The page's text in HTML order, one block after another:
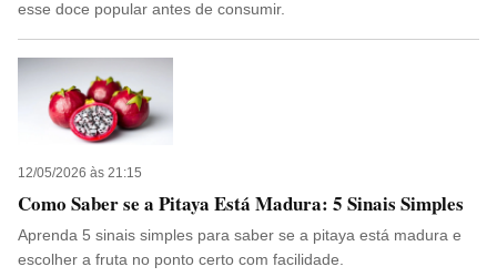
esse doce popular antes de consumir.
12/05/2026 às 21:15
Como Saber se a Pitaya Está Madura: 5 Sinais Simples
Aprenda 5 sinais simples para saber se a pitaya está madura e
escolher a fruta no ponto certo com facilidade.